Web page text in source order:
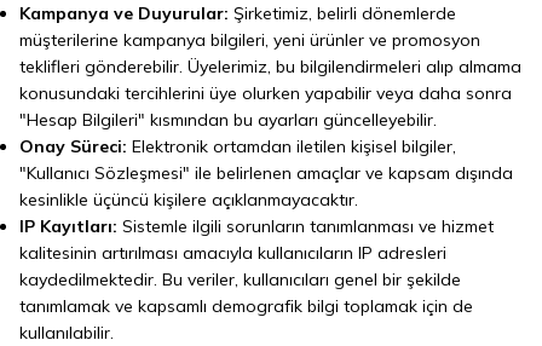
Kampanya ve Duyurular: Şirketimiz, belirli dönemlerde
müşterilerine kampanya bilgileri, yeni ürünler ve promosyon
teklifleri gönderebilir. Üyelerimiz, bu bilgilendirmeleri alıp almama
konusundaki tercihlerini üye olurken yapabilir veya daha sonra
"Hesap Bilgileri" kısmından bu ayarları güncelleyebilir.
Onay Süreci: Elektronik ortamdan iletilen kişisel bilgiler,
"Kullanıcı Sözleşmesi" ile belirlenen amaçlar ve kapsam dışında
kesinlikle üçüncü kişilere açıklanmayacaktır.
IP Kayıtları: Sistemle ilgili sorunların tanımlanması ve hizmet
kalitesinin artırılması amacıyla kullanıcıların IP adresleri
kaydedilmektedir. Bu veriler, kullanıcıları genel bir şekilde
tanımlamak ve kapsamlı demografik bilgi toplamak için de
kullanılabilir.